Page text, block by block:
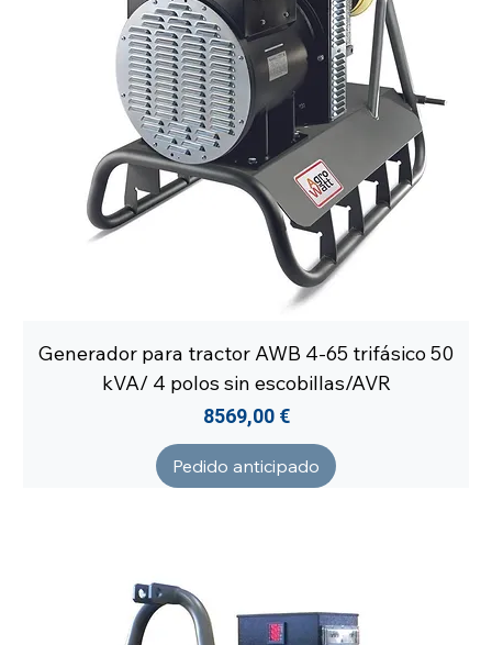
Generador para tractor AWB 4-65 trifásico 50
kVA/ 4 polos sin escobillas/AVR
Precio
8569,00 €
Pedido anticipado